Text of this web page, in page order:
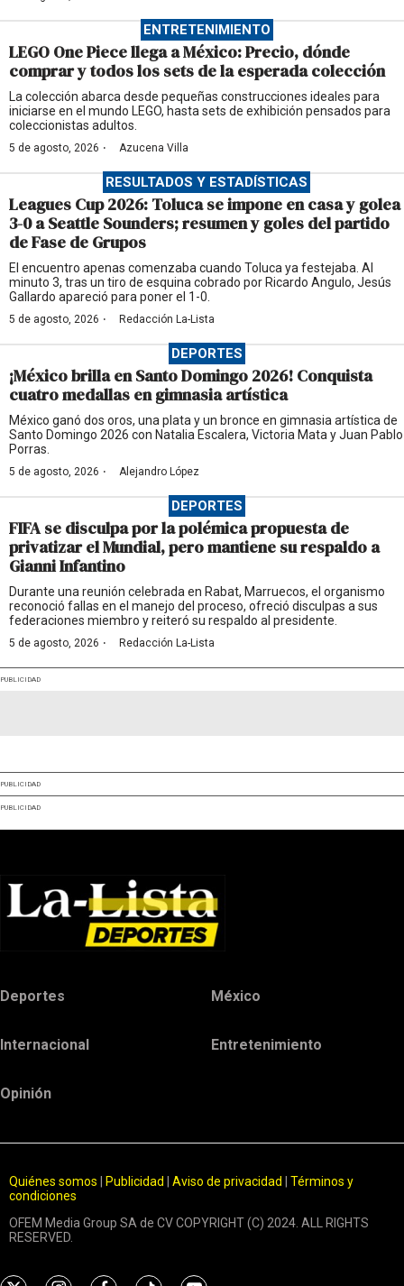
ENTRETENIMIENTO
LEGO One Piece llega a México: Precio, dónde
comprar y todos los sets de la esperada colección
La colección abarca desde pequeñas construcciones ideales para
iniciarse en el mundo LEGO, hasta sets de exhibición pensados para
coleccionistas adultos.
5 de agosto, 2026 · Azucena Villa
RESULTADOS Y ESTADÍSTICAS
Leagues Cup 2026: Toluca se impone en casa y golea
3-0 a Seattle Sounders; resumen y goles del partido
de Fase de Grupos
El encuentro apenas comenzaba cuando Toluca ya festejaba. Al
minuto 3, tras un tiro de esquina cobrado por Ricardo Angulo, Jesús
Gallardo apareció para poner el 1-0.
5 de agosto, 2026 · Redacción La-Lista
DEPORTES
¡México brilla en Santo Domingo 2026! Conquista
cuatro medallas en gimnasia artística
México ganó dos oros, una plata y un bronce en gimnasia artística de
Santo Domingo 2026 con Natalia Escalera, Victoria Mata y Juan Pablo
Porras.
5 de agosto, 2026 · Alejandro López
DEPORTES
FIFA se disculpa por la polémica propuesta de
privatizar el Mundial, pero mantiene su respaldo a
Gianni Infantino
Durante una reunión celebrada en Rabat, Marruecos, el organismo
reconoció fallas en el manejo del proceso, ofreció disculpas a sus
federaciones miembro y reiteró su respaldo al presidente.
5 de agosto, 2026 · Redacción La-Lista
PUBLICIDAD
PUBLICIDAD
PUBLICIDAD
Deportes México
Internacional Entretenimiento
Opinión
Quiénes somos Publicidad Aviso de privacidad
Términos y
condiciones
OFEM Media Group SA de CV COPYRIGHT (C) 2024. ALL RIGHTS
RESERVED.